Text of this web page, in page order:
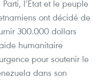
Parti, l’État et le peuple
ont décidé de
300.000 dollars
humanitaire
pour soutenir le
dans son